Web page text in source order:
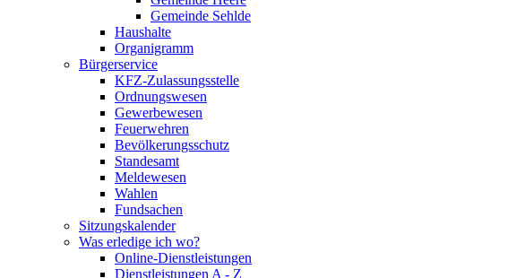
Gemeinde Sehlde
Haushalte
Organigramm
Bürgerservice
KFZ-Zulassungsstelle
Ordnungswesen
Gewerbewesen
Feuerwehren
Bevölkerungsschutz
Standesamt
Meldewesen
Wahlen
Fundsachen
Sitzungskalender
Was erledige ich wo?
Online-Dienstleistungen
Dienstleistungen A - Z